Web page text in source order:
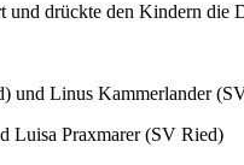
und drückte den Kindern die
und Linus Kammerlander
Luisa Praxmarer (SV Ried)